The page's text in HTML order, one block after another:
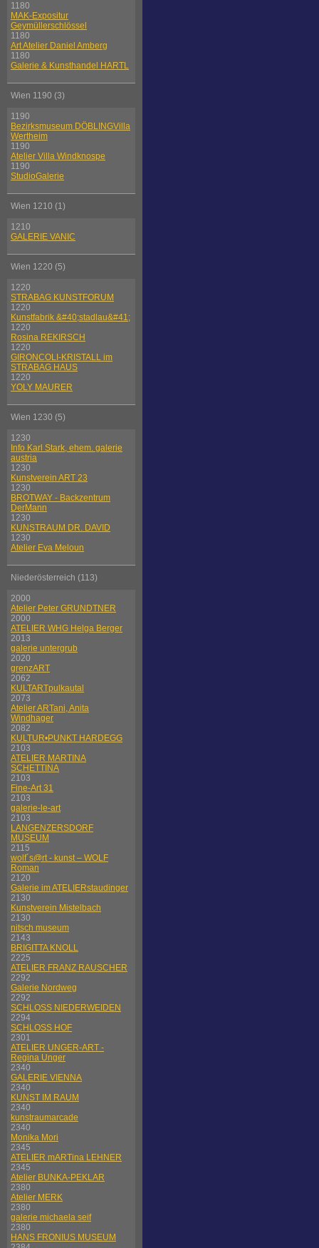
1180
MAK-Expositur
Geymüllerschlössel
1180
Art Atelier Daniel Amberg
1180
Galerie & Kunsthandel HARTL
Wien 1190 (3)
1190
Bezirksmuseum DÖBLINGVilla
Wertheim
1190
Atelier Villa Windknospe
1190
StudioGalerie
Wien 1210 (1)
1210
GALERIE VANIC
Wien 1220 (5)
1220
STRABAG KUNSTFORUM
1220
Kunstfabrik &#40;stadlau&#41;
1220
Rosina REKIRSCH
1220
GIRONCOLI-KRISTALL im
STRABAG HAUS
1220
YOLY MAURER
Wien 1230 (5)
1230
Info Karl Stark, ehem. galerie
austria
1230
Kunstverein ART 23
1230
BROTWAY - Backzentrum
DerMann
1230
KUNSTRAUM DR. DAVID
1230
Atelier Eva Meloun
Niederösterreich (113)
2000
Atelier Peter GRUNDTNER
2000
ATELIER WHG Helga Berger
2013
galerie untergrub
2020
grenzART
2062
KULTARTpulkautal
2073
Atelier ARTani, Anita
Windhager
2082
KULTUR•PUNKT HARDEGG
2103
ATELIER MARTINA
SCHETTINA
2103
Fine-Art 31
2103
galerie-le-art
2103
LANGENZERSDORF
MUSEUM
2115
wolf´s@rt - kunst – WOLF
Roman
2120
Galerie im ATELIERstaudinger
2130
Kunstverein Mistelbach
2130
nitsch museum
2143
BRIGITTA KNOLL
2225
ATELIER FRANZ RAUSCHER
2292
Galerie Nordweg
2292
SCHLOSS NIEDERWEIDEN
2294
SCHLOSS HOF
2301
ATELIER UNGER-ART -
Regina Unger
2340
GALERIE VIENNA
2340
KUNST IM RAUM
2340
kunstraumarcade
2340
Monika Mori
2345
ATELIER mARTina LEHNER
2345
Atelier BUNKA-PEKLAR
2380
Atelier MERK
2380
galerie michaela seif
2380
HANS FRONIUS MUSEUM